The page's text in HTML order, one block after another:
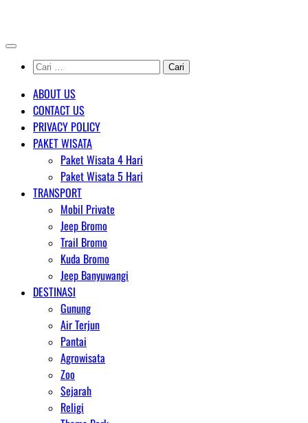
content
Cari
untuk:
ABOUT US
CONTACT US
PRIVACY POLICY
PAKET WISATA
Paket Wisata 4 Hari
Paket Wisata 5 Hari
TRANSPORT
Mobil Private
Jeep Bromo
Trail Bromo
Kuda Bromo
Jeep Banyuwangi
DESTINASI
Gunung
Air Terjun
Pantai
Agrowisata
Zoo
Sejarah
Religi